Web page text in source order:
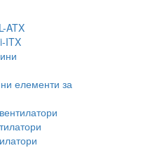
ATX
ITX
елементи за